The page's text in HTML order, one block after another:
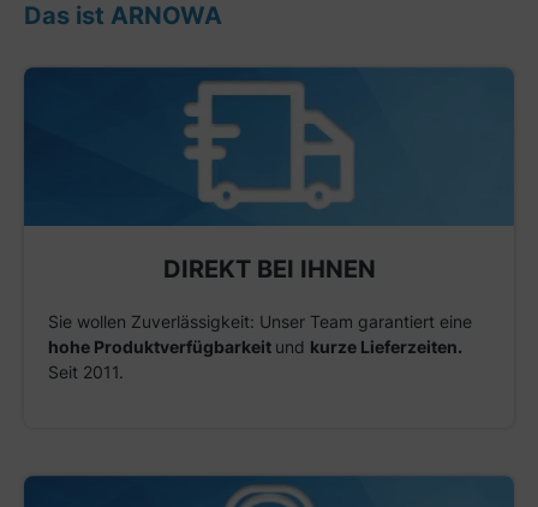
Das ist ARNOWA
DIREKT BEI IHNEN
Sie wollen Zuverlässigkeit: Unser Team garantiert eine
hohe Produktverfügbarkeit und kurze Lieferzeiten.
Seit 2011.